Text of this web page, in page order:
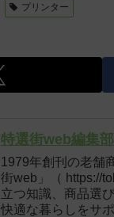
プリンター
特選街web編集部
1979年創刊の老舗
街web」（ https://
立つ知識、商品選
快適な暮らしをサ